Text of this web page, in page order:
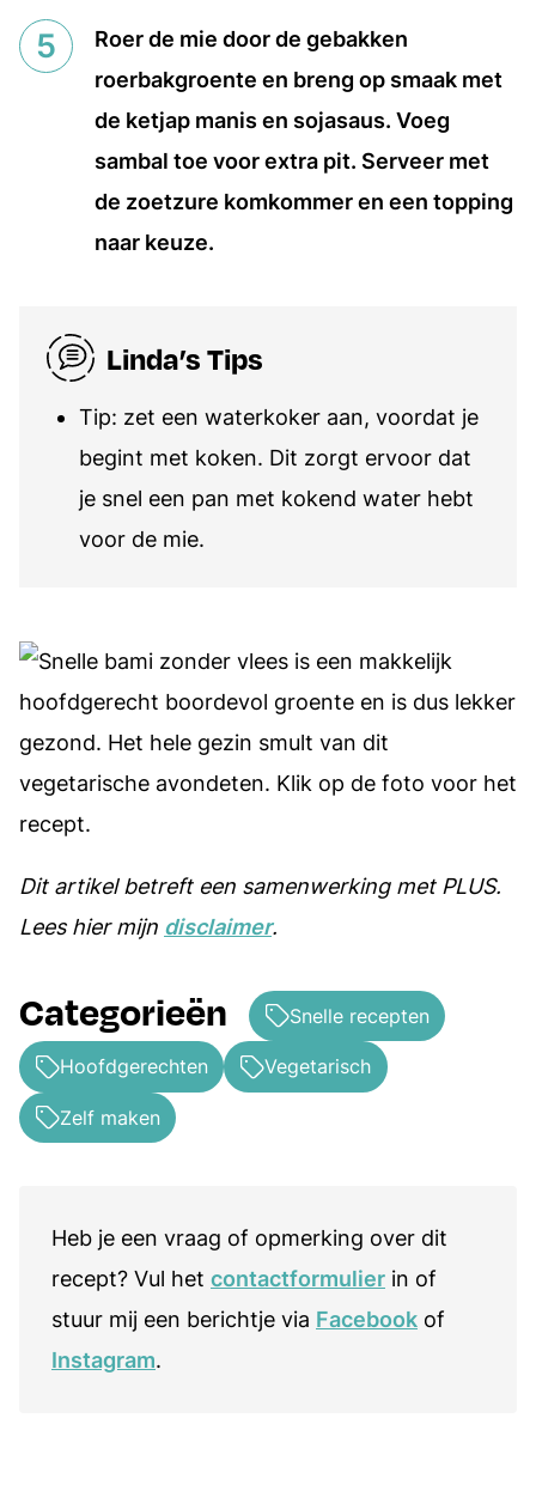
Roer de mie door de gebakken
roerbakgroente en breng op smaak met
de ketjap manis en sojasaus. Voeg
sambal toe voor extra pit. Serveer met
de zoetzure komkommer en een topping
naar keuze.
Linda’s Tips
Tip: zet een waterkoker aan, voordat je
begint met koken. Dit zorgt ervoor dat
je snel een pan met kokend water hebt
voor de mie.
Dit artikel betreft een samenwerking met PLUS.
Lees hier mijn disclaimer.
Categorieën Snelle recepten
Hoofdgerechten Vegetarisch
Zelf maken
Heb je een vraag of opmerking over dit
recept? Vul het contactformulier in of
stuur mij een berichtje via Facebook of
Instagram.